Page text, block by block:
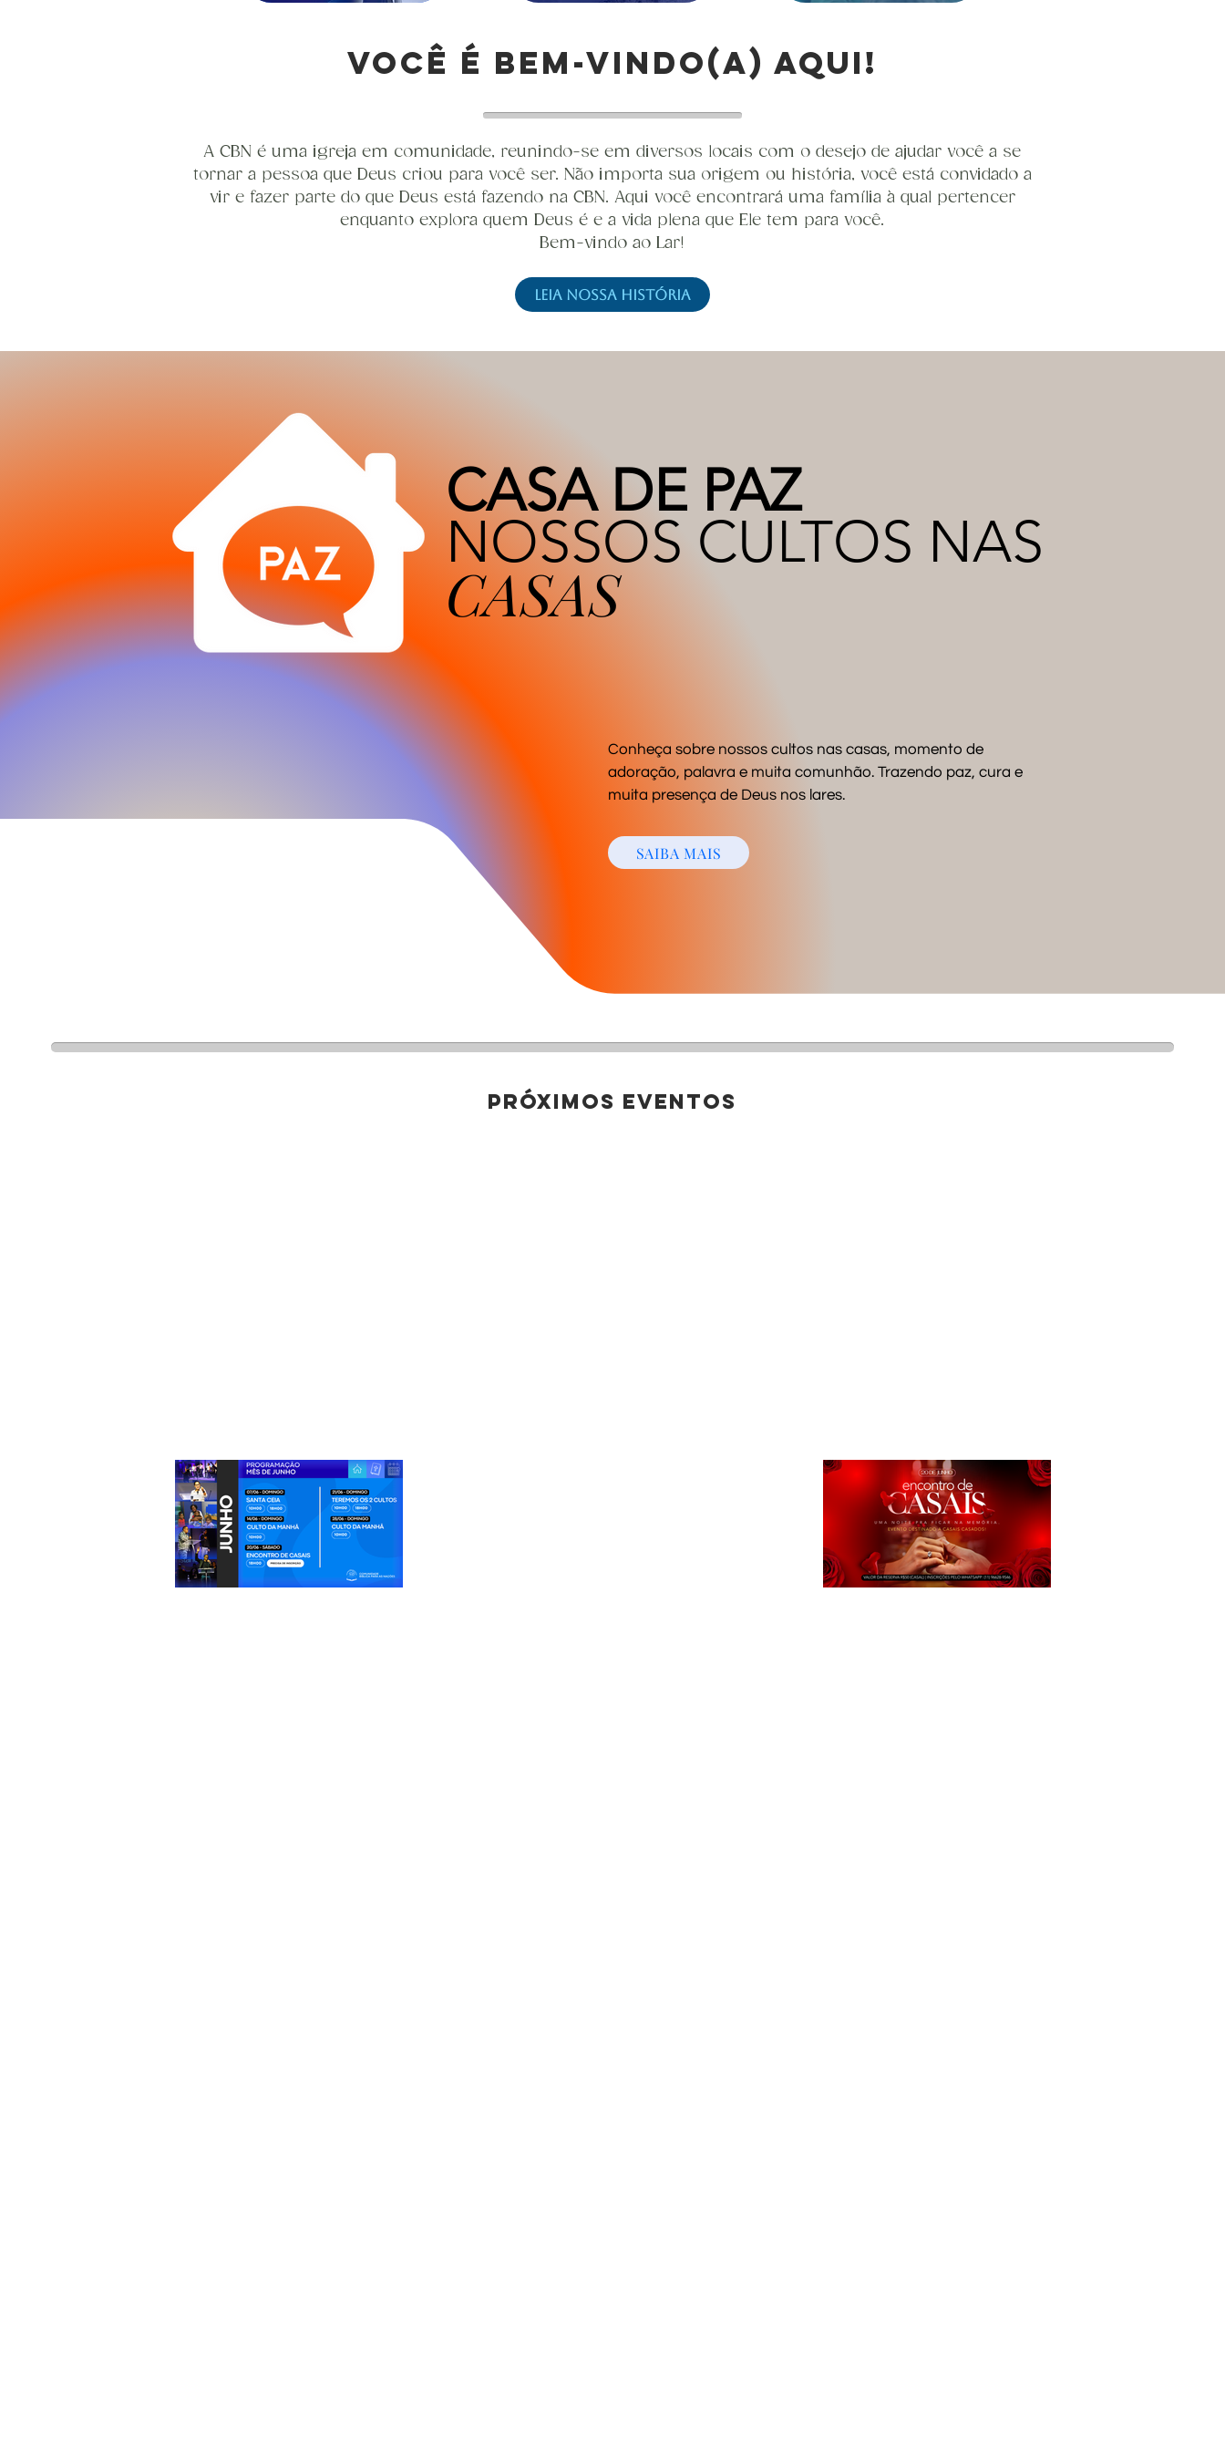
você é bem-vindo(a) aqui!
A CBN é uma igreja em comunidade, reunindo-se em diversos locais com o desejo de ajudar você a se
tornar a pessoa que Deus criou para você ser. Não importa sua origem ou história, você está convidado a
vir e fazer parte do que Deus está fazendo na CBN. Aqui você encontrará uma família à qual pertencer
enquanto explora quem Deus é e a vida plena que Ele tem para você.
Bem-vindo ao Lar!
LEIA NOSSA HISTÓRIA
CASA DE PAZ
NOSSOS CULTOS NAS
CASAS
Conheça sobre nossos cultos nas casas, momento de
adoração, palavra e muita comunhão. Trazendo paz, cura e
muita presença de Deus nos lares.
SAIBA MAIS
próximos eventos